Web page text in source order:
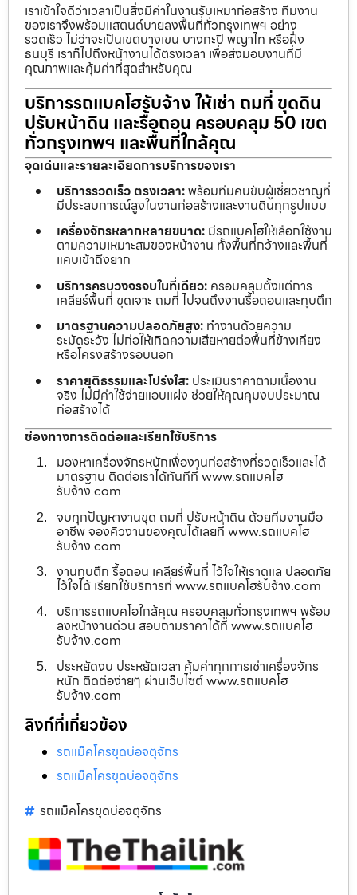
เราเข้าใจดีว่าเวลาเป็นสิ่งมีค่าในงานรับเหมาก่อสร้าง ทีมงาน
ของเราจึงพร้อมแสตนด์บายลงพื้นที่ทั่วกรุงเทพฯ อย่าง
รวดเร็ว ไม่ว่าจะเป็นเขตบางเขน บางกะปิ พญาไท หรือฝั่ง
ธนบุรี เราก็ไปถึงหน้างานได้ตรงเวลา เพื่อส่งมอบงานที่มี
คุณภาพและคุ้มค่าที่สุดสำหรับคุณ
บริการรถแบคโฮรับจ้าง ให้เช่า ถมที่ ขุดดิน
ปรับหน้าดิน และรื้อถอน ครอบคลุม 50 เขต
ทั่วกรุงเทพฯ และพื้นที่ใกล้คุณ
จุดเด่นและรายละเอียดการบริการของเรา
บริการรวดเร็ว ตรงเวลา:พร้อมทีมคนขับผู้เชี่ยวชาญที่
มีประสบการณ์สูงในงานก่อสร้างและงานดินทุกรูปแบบ
เครื่องจักรหลากหลายขนาด: มีรถแบคโฮให้เลือกใช้งาน
ตามความเหมาะสมของหน้างาน ทั้งพื้นที่กว้างและพื้นที่
แคบเข้าถึงยาก
บริการครบวงจรจบในที่เดียว: ครอบคลุมตั้งแต่การ
เคลียร์พื้นที่ ขุดเจาะ ถมที่ ไปจนถึงงานรื้อถอนและทุบตึก
มาตรฐานความปลอดภัยสูง: ทำงานด้วยความ
ระมัดระวัง ไม่ก่อให้เกิดความเสียหายต่อพื้นที่ข้างเคียง
หรือโครงสร้างรอบนอก
ราคายุติธรรมและโปร่งใส: ประเมินราคาตามเนื้องาน
จริง ไม่มีค่าใช้จ่ายแอบแฝง ช่วยให้คุณคุมงบประมาณ
ก่อสร้างได้
ช่องทางการติดต่อและเรียกใช้บริการ
มองหาเครื่องจักรหนักเพื่องานก่อสร้างที่รวดเร็วและได้
มาตรฐาน ติดต่อเราได้ทันทีที่ www.รถแบคโฮ
รับจ้าง.com
จบทุกปัญหางานขุด ถมที่ ปรับหน้าดิน ด้วยทีมงานมือ
อาชีพ จองคิวงานของคุณได้เลยที่ www.รถแบคโฮ
รับจ้าง.com
งานทุบตึก รื้อถอน เคลียร์พื้นที่ ไว้ใจให้เราดูแล ปลอดภัย
ไว้ใจได้ เรียกใช้บริการที่ www.รถแบคโฮรับจ้าง.com
บริการรถแบคโฮใกล้คุณ ครอบคลุมทั่วกรุงเทพฯ พร้อม
ลงหน้างานด่วน สอบถามราคาได้ที่ www.รถแบคโฮ
รับจ้าง.com
ประหยัดงบ ประหยัดเวลา คุ้มค่าทุกการเช่าเครื่องจักร
หนัก ติดต่อง่ายๆ ผ่านเว็บไซต์ www.รถแบคโฮ
รับจ้าง.com
ลิงก์ที่เกี่ยวข้อง
รถแม็คโครขุดบ่อจตุจักร
รถแม็คโครขุดบ่อจตุจักร
รถแม็คโครขุดบ่อจตุจักร